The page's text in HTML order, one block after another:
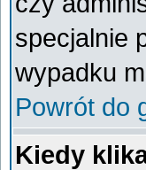
specjalnie
wypadku
Powrót do
Kiedy